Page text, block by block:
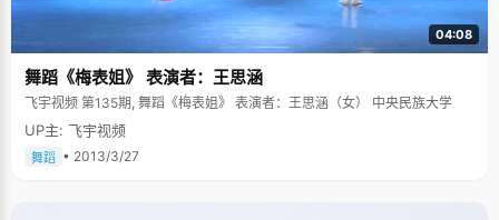
04:08
舞蹈《梅表姐》 表演者：王思涵
飞宇视频 第135期, 舞蹈《梅表姐》 表演者：王思涵（女） 中央民族大学
UP主: 飞宇视频
舞蹈 • 2013/3/27